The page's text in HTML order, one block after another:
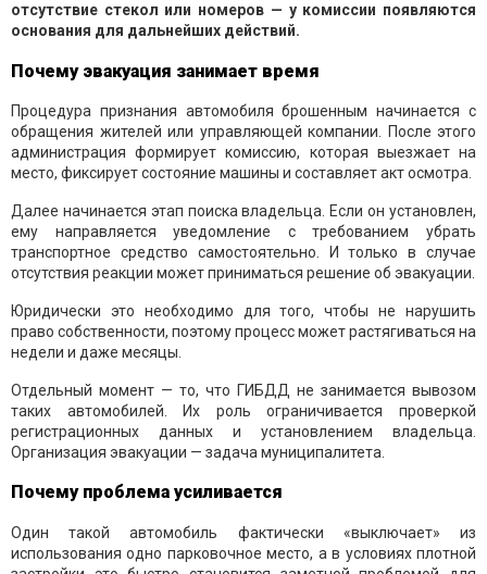
отсутствие стекол или номеров — у комиссии появляются
основания для дальнейших действий.
Почему эвакуация занимает время
Процедура признания автомобиля брошенным начинается с
обращения жителей или управляющей компании. После этого
администрация формирует комиссию, которая выезжает на
место, фиксирует состояние машины и составляет акт осмотра.
Далее начинается этап поиска владельца. Если он установлен,
ему направляется уведомление с требованием убрать
транспортное средство самостоятельно. И только в случае
отсутствия реакции может приниматься решение об эвакуации.
Юридически это необходимо для того, чтобы не нарушить
право собственности, поэтому процесс может растягиваться на
недели и даже месяцы.
Отдельный момент — то, что ГИБДД не занимается вывозом
таких автомобилей. Их роль ограничивается проверкой
регистрационных данных и установлением владельца.
Организация эвакуации — задача муниципалитета.
Почему проблема усиливается
Один такой автомобиль фактически «выключает» из
использования одно парковочное место, а в условиях плотной